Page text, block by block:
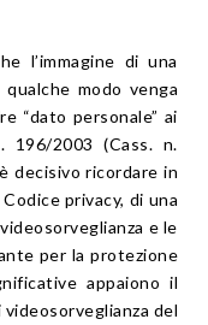
l’immagine di una
modo venga
“dato personale” ai
196/2003 (Cass. n.
decisivo ricordare in
privacy, di una
e le
per la protezione
appaiono il
del